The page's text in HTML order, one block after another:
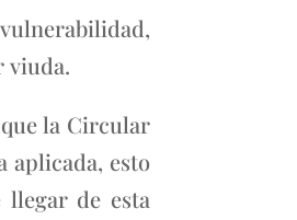
viuda.
la Circular
aplicada, esto
llegar de esta